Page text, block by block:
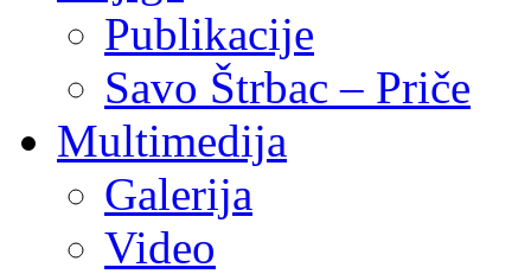
Publikacije
Savo Štrbac – Priče
Multimedija
Galerija
Video